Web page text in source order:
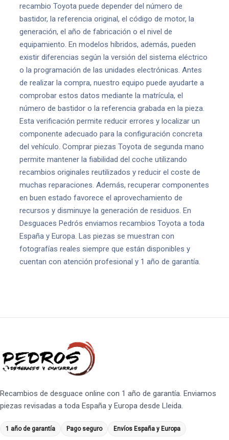
recambio Toyota puede depender del número de
bastidor, la referencia original, el código de motor, la
generación, el año de fabricación o el nivel de
equipamiento. En modelos híbridos, además, pueden
existir diferencias según la versión del sistema eléctrico
o la programación de las unidades electrónicas. Antes
de realizar la compra, nuestro equipo puede ayudarte a
comprobar estos datos mediante la matrícula, el
número de bastidor o la referencia grabada en la pieza.
Esta verificación permite reducir errores y localizar un
componente adecuado para la configuración concreta
del vehículo. Comprar piezas Toyota de segunda mano
permite mantener la fiabilidad del coche utilizando
recambios originales reutilizados y reducir el coste de
muchas reparaciones. Además, recuperar componentes
en buen estado favorece el aprovechamiento de
recursos y disminuye la generación de residuos. En
Desguaces Pedrós enviamos recambios Toyota a toda
España y Europa. Las piezas se muestran con
fotografías reales siempre que están disponibles y
cuentan con atención profesional y 1 año de garantía.
Recambios de desguace online con 1 año de garantía. Enviamos
piezas revisadas a toda España y Europa desde Lleida.
1 año de garantía Pago seguro Envíos España y Europa